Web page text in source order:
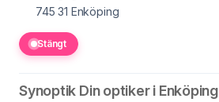
745 31 Enköping
Stängt
Synoptik Din optiker i Enköping